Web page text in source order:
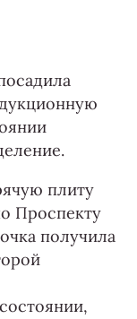
плиту
Проспекту
получила